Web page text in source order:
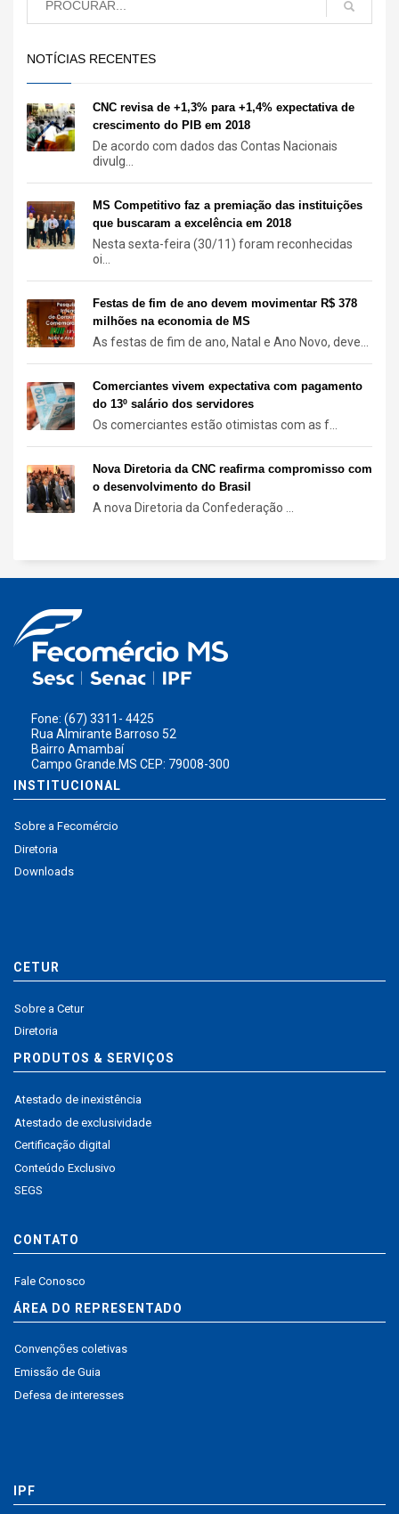
NOTÍCIAS RECENTES
CNC revisa de +1,3% para +1,4% expectativa de
crescimento do PIB em 2018
De acordo com dados das Contas Nacionais
divulg...
MS Competitivo faz a premiação das instituições
que buscaram a excelência em 2018
Nesta sexta-feira (30/11) foram reconhecidas
oi...
Festas de fim de ano devem movimentar R$ 378
milhões na economia de MS
As festas de fim de ano, Natal e Ano Novo, deve...
Comerciantes vivem expectativa com pagamento
do 13º salário dos servidores
Os comerciantes estão otimistas com as f...
Nova Diretoria da CNC reafirma compromisso com
o desenvolvimento do Brasil
A nova Diretoria da Confederação ...
Fone: (67) 3311- 4425
Rua Almirante Barroso 52
Bairro Amambaí
Campo Grande.MS CEP: 79008-300
INSTITUCIONAL
Sobre a Fecomércio
Diretoria
Downloads
CETUR
Sobre a Cetur
Diretoria
PRODUTOS & SERVIÇOS
Atestado de inexistência
Atestado de exclusividade
Certificação digital
Conteúdo Exclusivo
SEGS
CONTATO
Fale Conosco
ÁREA DO REPRESENTADO
Convenções coletivas
Emissão de Guia
Defesa de interesses
IPF